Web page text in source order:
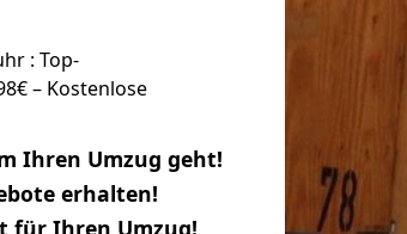
: Top-
– Kostenlose
Ihren Umzug geht!
erhalten!
für Ihren Umzug!